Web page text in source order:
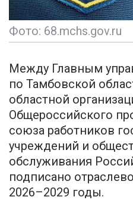
Фото: 68.mchs.gov.ru
Между Главным
по Тамбовской
областной
Общероссийского
союза работников
учреждений и
обслуживания
подписано
2026–2029 годы.